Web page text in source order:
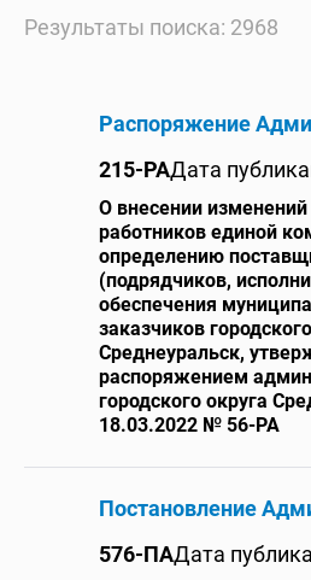
Результаты поиска: 2968
Распоряжение
215-РАДата
О внесении изменений
работников единой
определению
(подрядчиков,
обеспечения
заказчиков
Среднеуральск,
распоряжением
городского округа
18.03.2022 № 56-РА
Постановление
576-ПАДата